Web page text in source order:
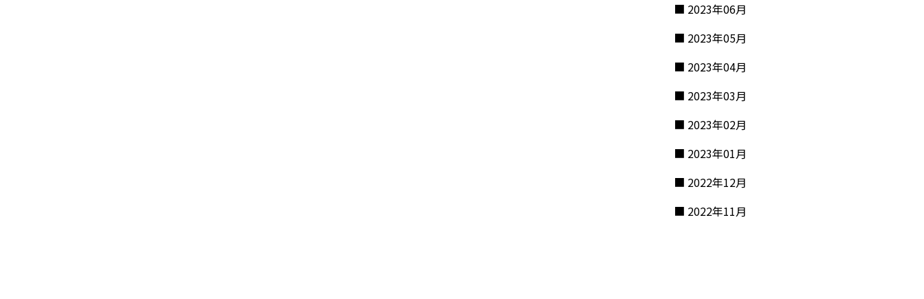
2023年06月
2023年05月
2023年04月
2023年03月
2023年02月
2023年01月
2022年12月
2022年11月